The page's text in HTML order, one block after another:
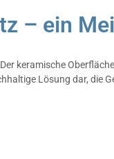
– ein
keramische
Lösung dar, die